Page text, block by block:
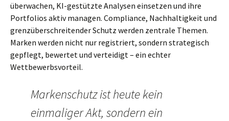
überwachen, KI-gestützte Analysen einsetzen und ihre
Portfolios aktiv managen. Compliance, Nachhaltigkeit und
grenzüberschreitender Schutz werden zentrale Themen.
Marken werden nicht nur registriert, sondern strategisch
gepflegt, bewertet und verteidigt – ein echter
Wettbewerbsvorteil.
Markenschutz ist heute kein
einmaliger Akt, sondern ein